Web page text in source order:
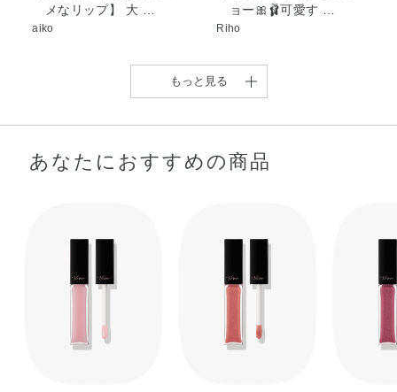
ン・メントキシプロパンジオール・酸化スズ・水・水酸化
Al・炭酸Ca・ソルビン酸K・安息香酸Na・香料・酸化チタ
メなリップ】 大 …
aiko
ョー🎀🩰可愛す …
Riho
ジルスチュアートの大人
今回はイエベ秋さんの魅
KoNu
もっと見る
あなたにおすすめの商品